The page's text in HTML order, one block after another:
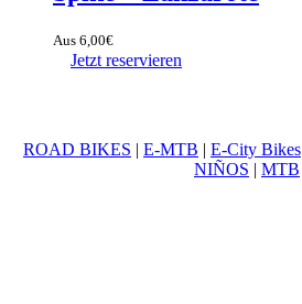
Aus 6,00€
Jetzt reservieren
ROAD BIKES | E-MTB | E-City Bikes
NIÑOS | MTB